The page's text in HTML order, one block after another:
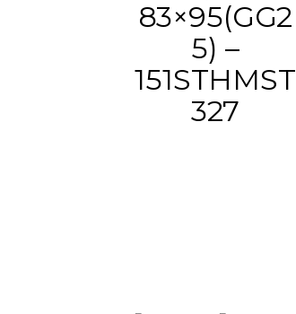
83×95(GG2
5) –
151STHMST
327